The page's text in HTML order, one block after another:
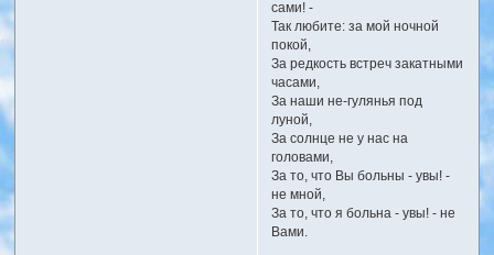
сами! -
Так любите: за мой ночной
покой,
За редкость встреч закатными
часами,
За наши не-гулянья под
луной,
За солнце не у нас на
головами,
За то, что Вы больны - увы! -
не мной,
За то, что я больна - увы! - не
Вами.